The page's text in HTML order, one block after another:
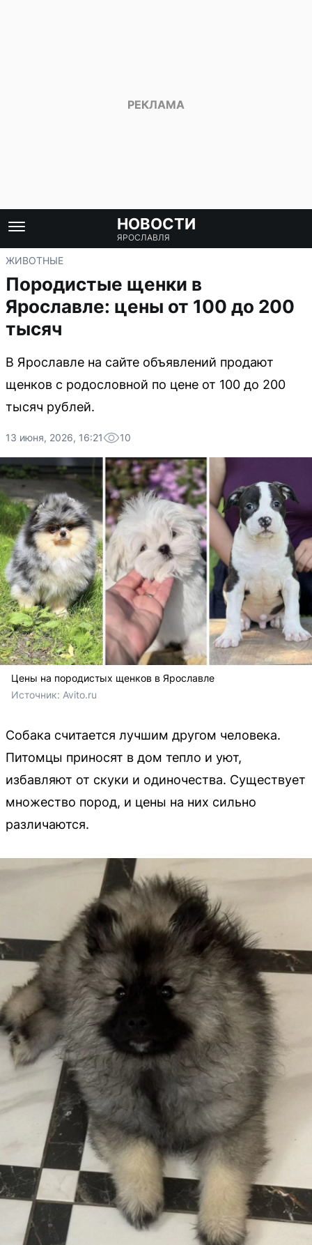
НОВОСТИ
ЯРОСЛАВЛЯ
ЖИВОТНЫЕ
Породистые щенки в
Ярославле: цены от 100 до 200
тысяч
В Ярославле на сайте объявлений продают
щенков с родословной по цене от 100 до 200
тысяч рублей.
13 июня, 2026, 16:21 10
Цены на породистых щенков в Ярославле
Источник: Avito.ru
Собака считается лучшим другом человека.
Питомцы приносят в дом тепло и уют,
избавляют от скуки и одиночества. Существует
множество пород, и цены на них сильно
различаются.